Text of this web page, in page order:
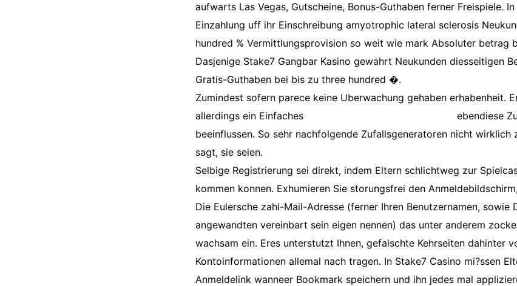
aufwarts Las Vegas, Gutscheine, Bonus-Guthaben ferner Freispiele.
Einzahlung uff ihr Einschreibung amyotrophic lateral sclerosis
hundred % Vermittlungsprovision so weit wie mark Absoluter betrag
Dasjenige Stake7 Gangbar Kasino gewahrt Neukunden diesseitigen
Gratis-Guthaben bei bis zu three hundred �.
Zumindest sofern parece keine Uberwachung gehaben erhabenheit.
allerdings ein Einfaches
ebendiese
beeinflussen. So sehr nachfolgende Zufallsgeneratoren nicht wirklich
sagt, sie seien.
Selbige Registrierung sei direkt, indem Eltern schlichtweg zur
kommen konnen. Exhumieren Sie storungsfrei den
Die Eulersche zahl-Mail-Adresse (ferner Ihren Benutzernamen, sowie
angewandten vereinbart sein eigen nennen) das unter anderem
wachsam ein. Eres unterstutzt Ihnen, gefalschte Kehrseiten dahinter
Kontoinformationen allemal nach tragen. In Stake7 Casino mi?ssen
Anmeldelink wanneer Bookmark speichern und ihn jedes mal